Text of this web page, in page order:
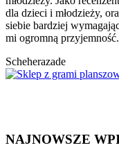
dla dzieci i młodzieży,
siebie bardziej
mi ogromną przyjemność.
Scheherazade
NAJNOWSZE